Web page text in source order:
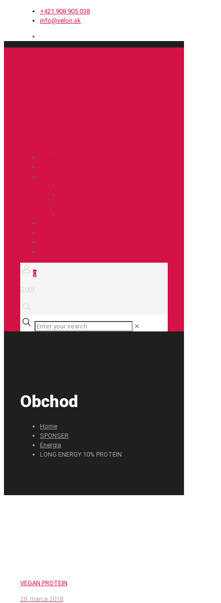
+421 908 905 038
info@velon.sk
0
0.00€
✕
Obchod
Home
SPONSER
Energia
LONG ENERGY 10% PROTEIN
VEGAN PROTEIN
28. marca 2018